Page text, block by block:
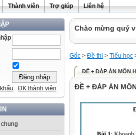
Thành viên Trợ giúp Liên hệ
ĐK thành viên
Chào mừng quý
Gốc > Đề thi > Tiểu học
ĐỀ + ĐÁP ÁN MÔN
ĐỀ + ĐÁP ÁN